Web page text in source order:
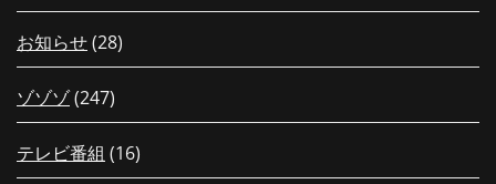
お知らせ(28)
ゾゾゾ(247)
テレビ番組 (16)